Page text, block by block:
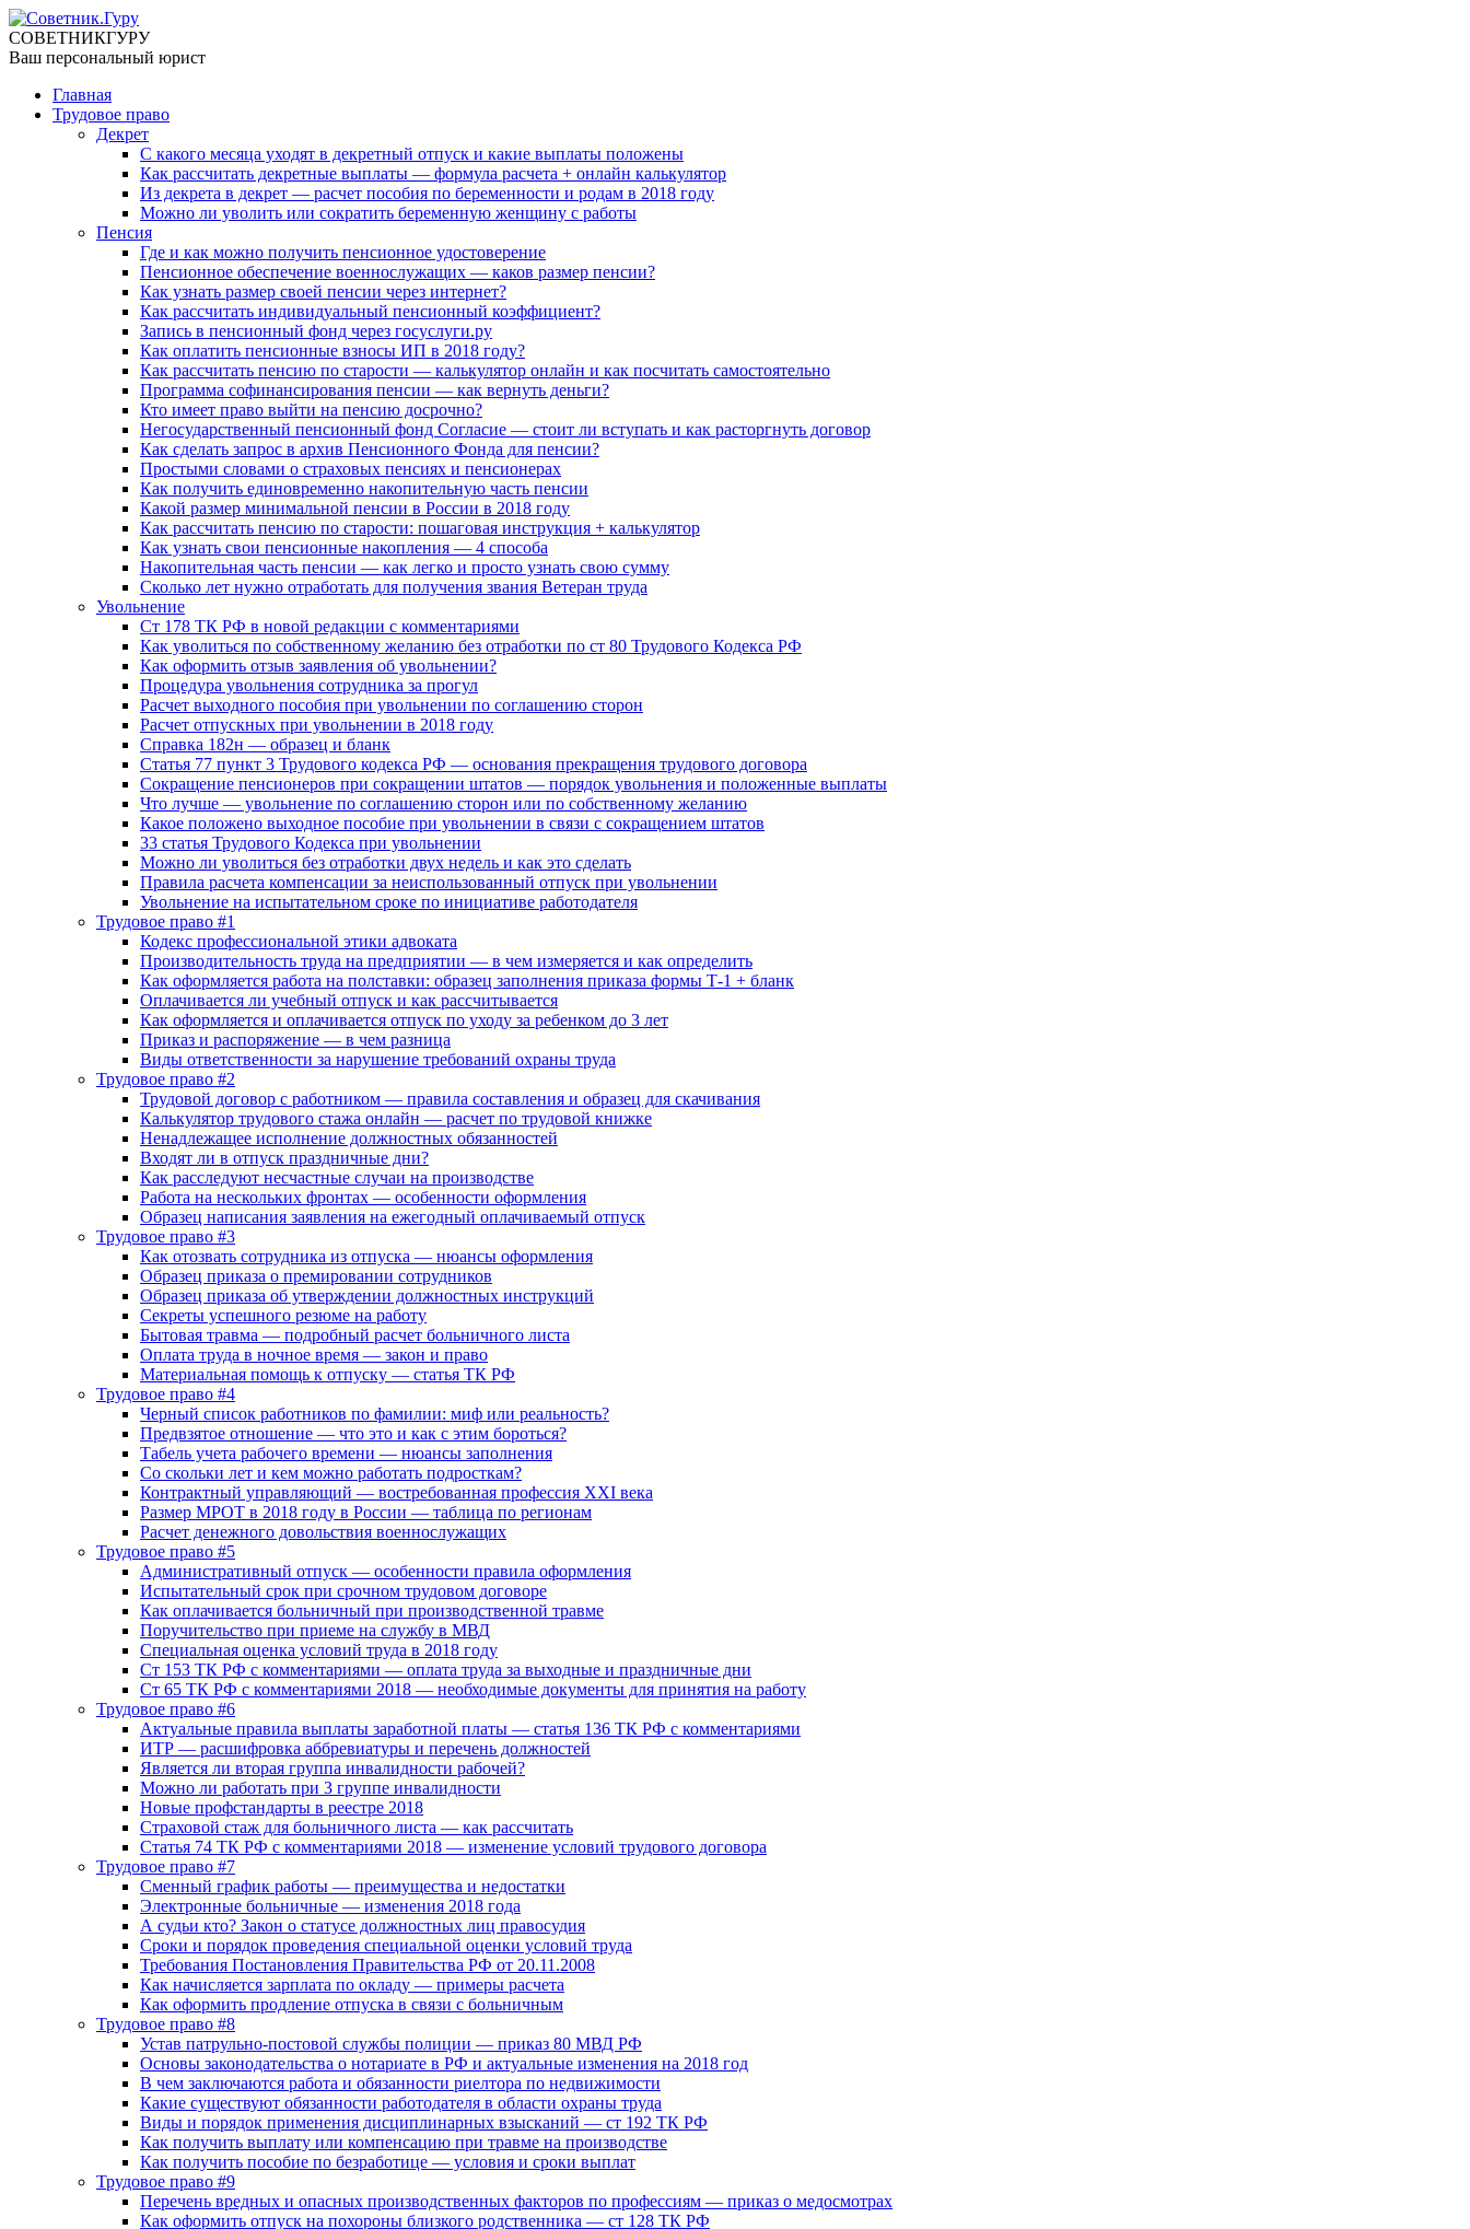
СОВЕТНИКГУРУ
Ваш персональный юрист
Главная
Трудовое право
Декрет
С какого месяца уходят в декретный отпуск и какие выплаты положены
Как рассчитать декретные выплаты — формула расчета + онлайн калькулятор
Из декрета в декрет — расчет пособия по беременности и родам в 2018 году
Можно ли уволить или сократить беременную женщину с работы
Пенсия
Где и как можно получить пенсионное удостоверение
Пенсионное обеспечение военнослужащих — каков размер пенсии?
Как узнать размер своей пенсии через интернет?
Как рассчитать индивидуальный пенсионный коэффициент?
Запись в пенсионный фонд через госуслуги.ру
Как оплатить пенсионные взносы ИП в 2018 году?
Как рассчитать пенсию по старости — калькулятор онлайн и как посчитать самостоятельно
Программа софинансирования пенсии — как вернуть деньги?
Кто имеет право выйти на пенсию досрочно?
Негосударственный пенсионный фонд Согласие — стоит ли вступать и как расторгнуть договор
Как сделать запрос в архив Пенсионного Фонда для пенсии?
Простыми словами о страховых пенсиях и пенсионерах
Как получить единовременно накопительную часть пенсии
Какой размер минимальной пенсии в России в 2018 году
Как рассчитать пенсию по старости: пошаговая инструкция + калькулятор
Как узнать свои пенсионные накопления — 4 способа
Накопительная часть пенсии — как легко и просто узнать свою сумму
Сколько лет нужно отработать для получения звания Ветеран труда
Увольнение
Ст 178 ТК РФ в новой редакции с комментариями
Как уволиться по собственному желанию без отработки по ст 80 Трудового Кодекса РФ
Как оформить отзыв заявления об увольнении?
Процедура увольнения сотрудника за прогул
Расчет выходного пособия при увольнении по соглашению сторон
Расчет отпускных при увольнении в 2018 году
Справка 182н — образец и бланк
Статья 77 пункт 3 Трудового кодекса РФ — основания прекращения трудового договора
Сокращение пенсионеров при сокращении штатов — порядок увольнения и положенные выплаты
Что лучше — увольнение по соглашению сторон или по собственному желанию
Какое положено выходное пособие при увольнении в связи с сокращением штатов
33 cтатья Трудового Кодекса при увольнении
Можно ли уволиться без отработки двух недель и как это сделать
Правила расчета компенсации за неиспользованный отпуск при увольнении
Увольнение на испытательном сроке по инициативе работодателя
Трудовое право #1
Кодекс профессиональной этики адвоката
Производительность труда на предприятии — в чем измеряется и как определить
Как оформляется работа на полставки: образец заполнения приказа формы Т-1 + бланк
Оплачивается ли учебный отпуск и как рассчитывается
Как оформляется и оплачивается отпуск по уходу за ребенком до 3 лет
Приказ и распоряжение — в чем разница
Виды ответственности за нарушение требований охраны труда
Трудовое право #2
Трудовой договор с работником — правила составления и образец для скачивания
Калькулятор трудового стажа онлайн — расчет по трудовой книжке
Ненадлежащее исполнение должностных обязанностей
Входят ли в отпуск праздничные дни?
Как расследуют несчастные случаи на производстве
Работа на нескольких фронтах — особенности оформления
Образец написания заявления на ежегодный оплачиваемый отпуск
Трудовое право #3
Как отозвать сотрудника из отпуска — нюансы оформления
Образец приказа о премировании сотрудников
Образец приказа об утверждении должностных инструкций
Секреты успешного резюме на работу
Бытовая травма — подробный расчет больничного листа
Оплата труда в ночное время — закон и право
Материальная помощь к отпуску — статья ТК РФ
Трудовое право #4
Черный список работников по фамилии: миф или реальность?
Предвзятое отношение — что это и как с этим бороться?
Табель учета рабочего времени — нюансы заполнения
Со скольки лет и кем можно работать подросткам?
Контрактный управляющий — востребованная профессия XXI века
Размер МРОТ в 2018 году в России — таблица по регионам
Расчет денежного довольствия военнослужащих
Трудовое право #5
Административный отпуск — особенности правила оформления
Испытательный срок при срочном трудовом договоре
Как оплачивается больничный при производственной травме
Поручительство при приеме на службу в МВД
Специальная оценка условий труда в 2018 году
Ст 153 ТК РФ с комментариями — оплата труда за выходные и праздничные дни
Ст 65 ТК РФ с комментариями 2018 — необходимые документы для принятия на работу
Трудовое право #6
Актуальные правила выплаты заработной платы — статья 136 ТК РФ с комментариями
ИТР — расшифровка аббревиатуры и перечень должностей
Является ли вторая группа инвалидности рабочей?
Можно ли работать при 3 группе инвалидности
Новые профстандарты в реестре 2018
Страховой стаж для больничного листа — как рассчитать
Статья 74 ТК РФ с комментариями 2018 — изменение условий трудового договора
Трудовое право #7
Сменный график работы — преимущества и недостатки
Электронные больничные — изменения 2018 года
А судьи кто? Закон о статусе должностных лиц правосудия
Сроки и порядок проведения специальной оценки условий труда
Требования Постановления Правительства РФ от 20.11.2008
Как начисляется зарплата по окладу — примеры расчета
Как оформить продление отпуска в связи с больничным
Трудовое право #8
Устав патрульно-постовой службы полиции — приказ 80 МВД РФ
Основы законодательства о нотариате в РФ и актуальные изменения на 2018 год
В чем заключаются работа и обязанности риелтора по недвижимости
Какие существуют обязанности работодателя в области охраны труда
Виды и порядок применения дисциплинарных взысканий — ст 192 ТК РФ
Как получить выплату или компенсацию при травме на производстве
Как получить пособие по безработице — условия и сроки выплат
Трудовое право #9
Перечень вредных и опасных производственных факторов по профессиям — приказ о медосмотрах
Как оформить отпуск на похороны близкого родственника — ст 128 ТК РФ